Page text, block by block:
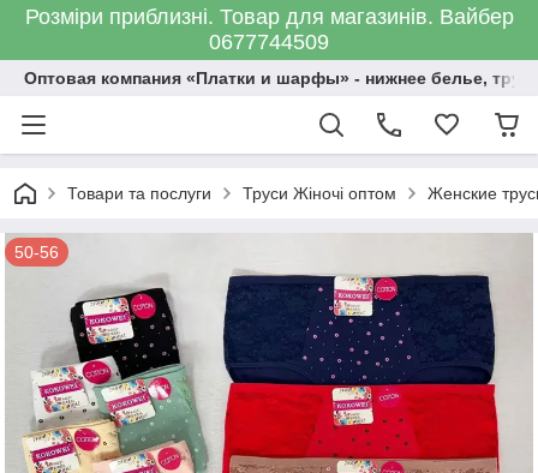
Розміри приблизні. Товар для магазинів. Вайбер
0677744509
Оптовая компания «Платки и шарфы» - нижнее белье,
Товари та послуги Труси Жіночі оптом Женские
50-56